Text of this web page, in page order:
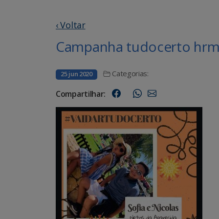
‹ Voltar
Campanha tudocerto
25 jun 2020 Categorias:
Compartilhar: